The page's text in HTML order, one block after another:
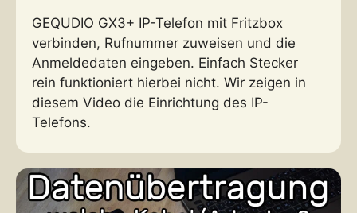
GEQUDIO GX3+ IP-Telefon mit Fritzbox
verbinden, Rufnummer zuweisen und die
Anmeldedaten eingeben. Einfach Stecker
rein funktioniert hierbei nicht. Wir zeigen in
diesem Video die Einrichtung des IP-
Telefons.